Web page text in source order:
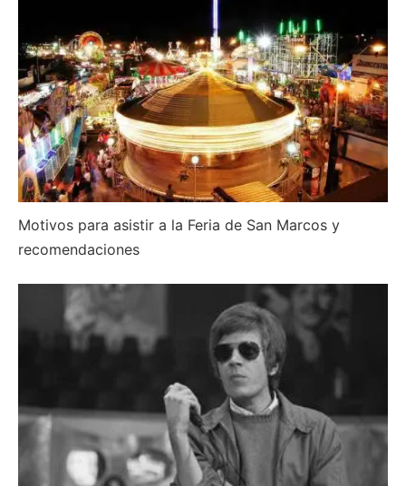
Motivos para asistir a la Feria de San Marcos y
recomendaciones